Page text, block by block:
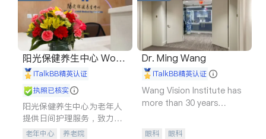
阳光保健养生中心 World
shine
iTalkBB精英认证
执照已核实
阳光保健养生中心为老年人
提供日间护理服务，致力于
通过持续的护理创新来有效
老年中心 养老院
Dr. Ming Wang
iTalkBB精英认证
Wang Vision Institute has
more than 30 years
眼科 眼科